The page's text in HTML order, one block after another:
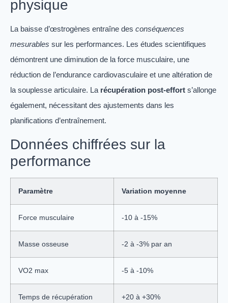
physique
La baisse d’œstrogènes entraîne des conséquences
mesurables sur les performances. Les études scientifiques
démontrent une diminution de la force musculaire, une
réduction de l’endurance cardiovasculaire et une altération de
la souplesse articulaire. La récupération post-effort s’allonge
également, nécessitant des ajustements dans les
planifications d’entraînement.
Données chiffrées sur la
performance
Paramètre Variation moyenne
Force musculaire -10 à -15%
Masse osseuse -2 à -3% par an
VO2 max -5 à -10%
Temps de récupération +20 à +30%